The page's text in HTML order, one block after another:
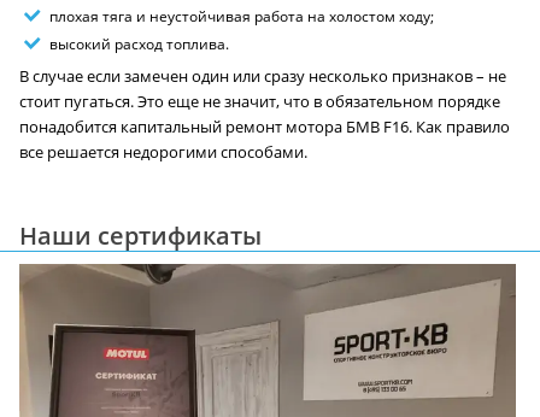
плохая тяга и неустойчивая работа на холостом ходу;
высокий расход топлива.
В случае если замечен один или сразу несколько признаков – не
стоит пугаться. Это еще не значит, что в обязательном порядке
понадобится капитальный ремонт мотора БМВ F16. Как правило
все решается недорогими способами.
Наши сертификаты